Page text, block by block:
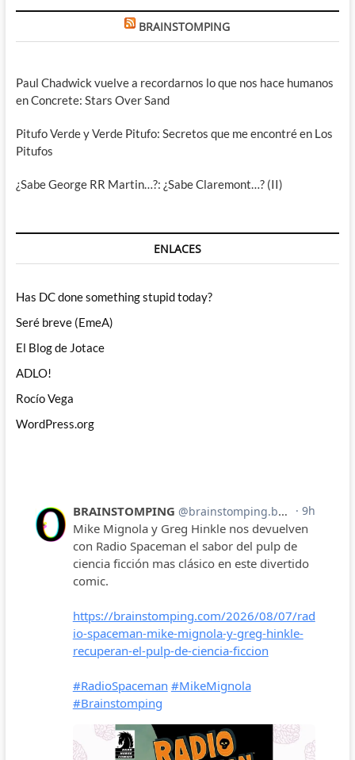
BRAINSTOMPING
Paul Chadwick vuelve a recordarnos lo que nos hace humanos
en Concrete: Stars Over Sand
Pitufo Verde y Verde Pitufo: Secretos que me encontré en Los
Pitufos
¿Sabe George RR Martin…?: ¿Sabe Claremont…? (II)
ENLACES
Has DC done something stupid today?
Seré breve (EmeA)
El Blog de Jotace
ADLO!
Rocío Vega
WordPress.org